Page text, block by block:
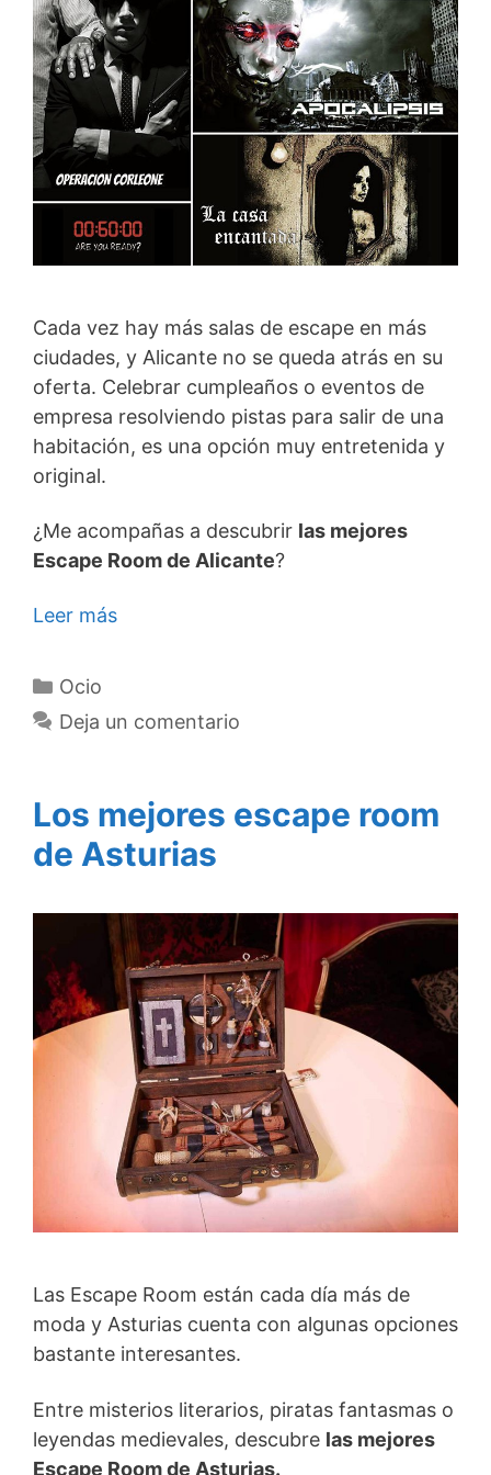
Cada vez hay más salas de escape en más
ciudades, y Alicante no se queda atrás en su
oferta. Celebrar cumpleaños o eventos de
empresa resolviendo pistas para salir de una
habitación, es una opción muy entretenida y
original.
¿Me acompañas a descubrir las mejores
Escape Room de Alicante?
Leer más
Categorías
Ocio
Deja un comentario
Los mejores escape room
de Asturias
Las Escape Room están cada día más de
moda y Asturias cuenta con algunas opciones
bastante interesantes.
Entre misterios literarios, piratas fantasmas o
leyendas medievales, descubre las mejores
Escape Room de Asturias.